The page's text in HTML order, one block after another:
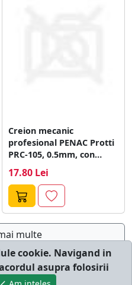
Creion mecanic
profesional PENAC Protti
PRC-105, 0.5mm, con
verde
17.80 Lei
multe
online
cookie. Navigand in
asupra folosirii